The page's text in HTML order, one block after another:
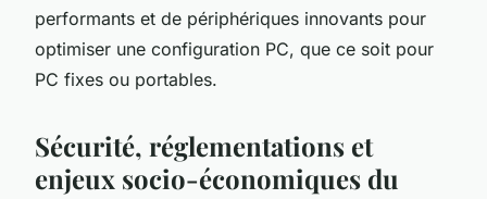
performants et de périphériques innovants pour
optimiser une configuration PC, que ce soit pour
PC fixes ou portables.
Sécurité, réglementations et
enjeux socio-économiques du